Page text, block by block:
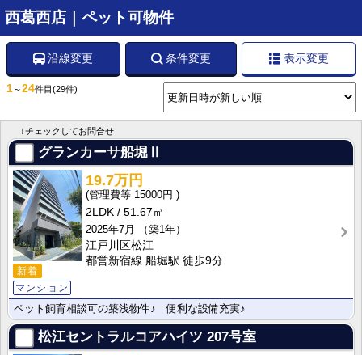
西葛西店｜ペット可物件
沿線変更 条件変更 表示変更
1～24件目 (29件)
↓チェックしてお問合せ
グランカーサ船堀Ⅱ
新着
マンション
19.7万円
15000円
2LDK
51.67㎡
2025年7月
（築1年）
江戸川区松江
都営新宿線 船堀駅 徒歩9分
ペット飼育相談可の築浅物件♪ 便利な設備充実♪
松江セントラルコアハイツ 207号室